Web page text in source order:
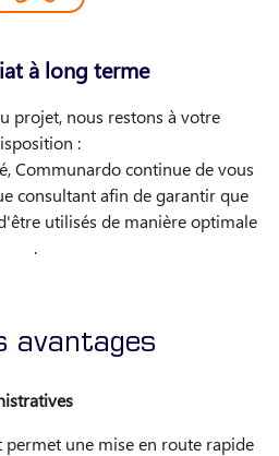
à long terme
projet, nous restons à votre
:
Communardo continue de vous
consultant afin de garantir que
utilisés de manière optimale​​
.
avantages
permet une mise en route rapide